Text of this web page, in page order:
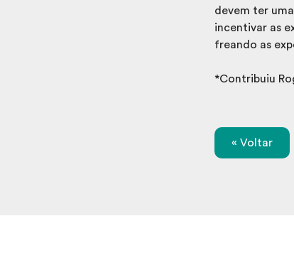
devem ter
incentivar as
freando as
*Contribuiu
« Voltar